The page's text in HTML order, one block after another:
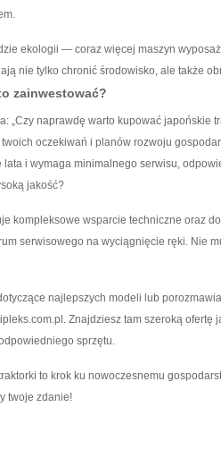
ekologii — coraz więcej maszyn
nie tylko chronić środowisko, ale także
zainwestować?
„Czy naprawdę warto kupować japońskie
oczekiwań i planów rozwoju
lata i wymaga minimalnego serwisu,
jakość?
kompleksowe wsparcie techniczne oraz
serwisowego na wyciągnięcie ręki. Nie
najlepszych modeli lub
Znajdziesz tam szeroką ofertę
sprzętu.
to krok ku nowoczesnemu
twoje zdanie!